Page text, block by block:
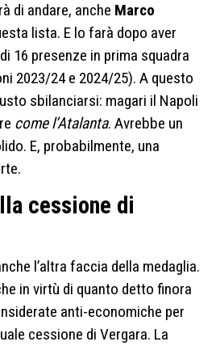
di andare, anche Marco
lista. E lo farà dopo aver
16 presenze in prima squadra
2023/24 e 2024/25). A questo
sbilanciarsi: magari il Napoli
come l’Atalanta. Avrebbe un
E, probabilmente, una
cessione di
l’altra faccia della medaglia.
in virtù di quanto detto finora
anti-economiche per
cessione di Vergara. La